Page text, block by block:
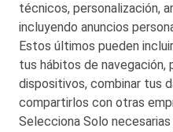
técnicos, personalización,
incluyendo anuncios
Estos últimos pueden
tus hábitos de navegación,
dispositivos, combinar tus
compartirlos con otras
Selecciona Solo